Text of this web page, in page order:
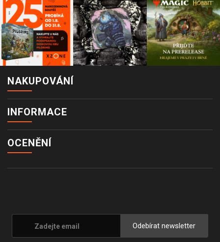
NAKUPOVÁNÍ
INFORMACE
OCENĚNÍ
Odebírat newsletter